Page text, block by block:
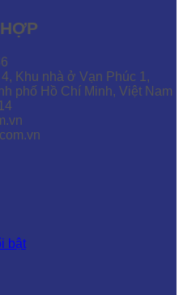
Khu nhà ở Vạn Phúc 1,
phố Hồ Chí Minh, Việt Nam